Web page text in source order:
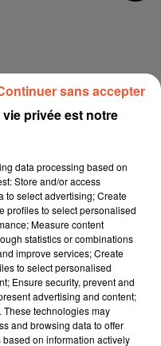
privée est notre
data processing based on
Store and/or access
to select advertising; Create
profiles to select personalised
Measure content
statistics or combinations
improve services; Create
to select personalised
Ensure security, prevent and
advertising and content;
technologies may
and browsing data to offer
on information actively
sans accepter